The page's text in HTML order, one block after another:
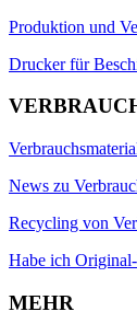
Produktion und
Drucker für
News zu
Recycling von
Habe ich
MEHR